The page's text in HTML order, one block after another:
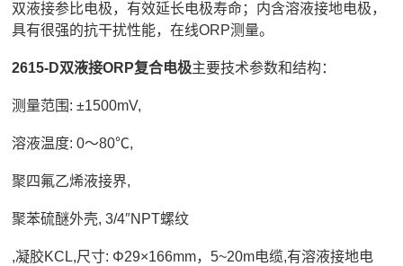
双液接参比电极，有效延长电极寿命；内含溶液接地电极，
具有很强的抗干扰性能，在线ORP测量。
2615-D双液接ORP复合电极主要技术参数和结构：
测量范围: ±1500mV,
溶液温度: 0～80℃,
聚四氟乙烯液接界,
聚苯硫醚外壳, 3/4″NPT螺纹
,凝胶KCL,尺寸: Φ29×166mm，5~20m电缆,有溶液接地电